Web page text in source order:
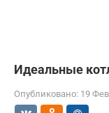
Идеальные
Опубликовано: 19